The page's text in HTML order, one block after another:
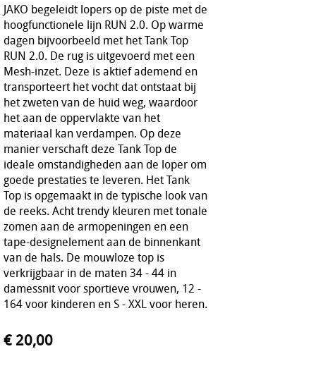
JAKO begeleidt lopers op de piste met de
hoogfunctionele lijn RUN 2.0. Op warme
dagen bijvoorbeeld met het Tank Top
RUN 2.0. De rug is uitgevoerd met een
Mesh-inzet. Deze is aktief ademend en
transporteert het vocht dat ontstaat bij
het zweten van de huid weg, waardoor
het aan de oppervlakte van het
materiaal kan verdampen. Op deze
manier verschaft deze Tank Top de
ideale omstandigheden aan de loper om
goede prestaties te leveren. Het Tank
Top is opgemaakt in de typische look van
de reeks. Acht trendy kleuren met tonale
zomen aan de armopeningen en een
tape-designelement aan de binnenkant
van de hals. De mouwloze top is
verkrijgbaar in de maten 34 - 44 in
damessnit voor sportieve vrouwen, 12 -
164 voor kinderen en S - XXL voor heren.
€ 20,00